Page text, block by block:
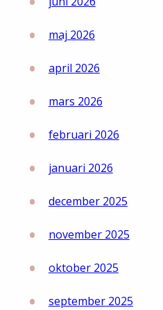
Visselblåsarfunktion
Integritetsinformation
Tillgänglighetsredogörelse
maj 2026
april 2026
mars 2026
februari 2026
januari 2026
december 2025
november 2025
oktober 2025
september 2025